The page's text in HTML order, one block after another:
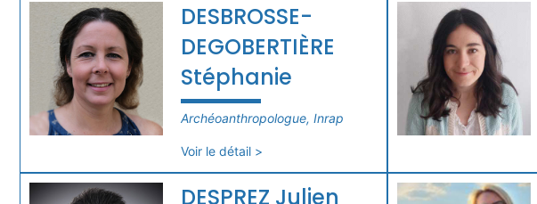
DESBROSSE-
DEGOBERTIÈRE
Stéphanie
Archéoanthropologue, Inrap
Voir le détail >
DESPREZ Julien